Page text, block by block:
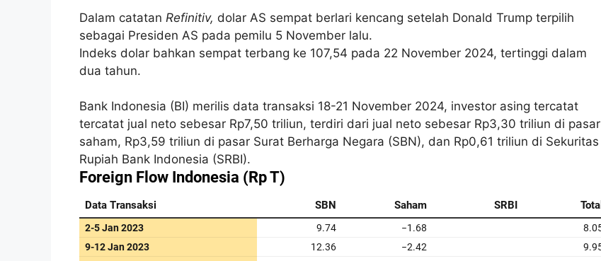
Dalam catatan Refinitiv, dolar AS sempat berlari kencang setelah Donald Trump terpilih
sebagai Presiden AS pada pemilu 5 November lalu.
Indeks dolar bahkan sempat terbang ke 107,54 pada 22 November 2024, tertinggi dalam
dua tahun.
Bank Indonesia (BI) merilis data transaksi 18-21 November 2024, investor asing tercatat
tercatat jual neto sebesar Rp7,50 triliun, terdiri dari jual neto sebesar Rp3,30 triliun di pasar
saham, Rp3,59 triliun di pasar Surat Berharga Negara (SBN), dan Rp0,61 triliun di Sekuritas
Rupiah Bank Indonesia (SRBI).